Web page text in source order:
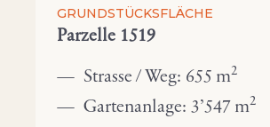
GRUNDSTÜCKSFLÄCHE
Parzelle 1519
Strasse / Weg: 655 m2
Gartenanlage: 3’547 m2